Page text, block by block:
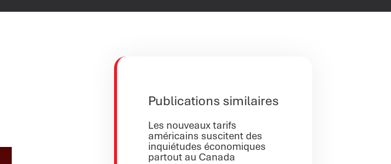
Publications similaires
Les nouveaux tarifs
américains suscitent des
inquiétudes économiques
partout au Canada